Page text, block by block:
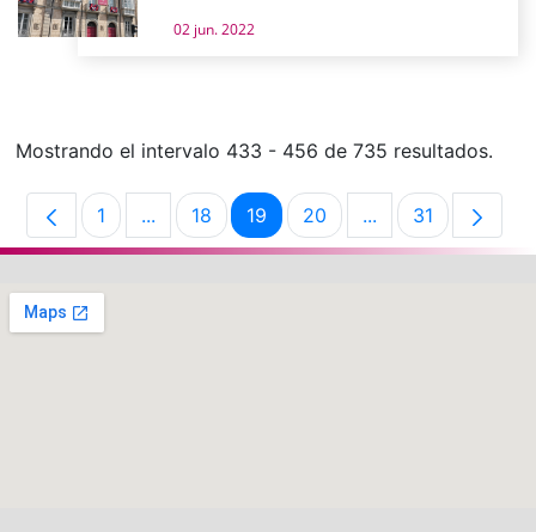
02 jun. 2022
Mostrando el intervalo 433 - 456 de 735 resultados.
Página
1 ...Páginas intermedias Use TAB para
Página
18 Página
19 Página
20 ...PáginasPágina
31